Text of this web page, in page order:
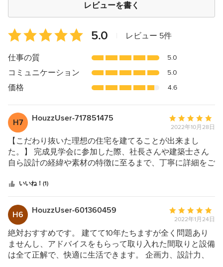
レビューを書く
平
均
評
5
つ
星
5
5.0 レビュー 5件
仕事の質 5.0
コミュニケーション 5.0
価格 4.6
H7 HouzzUser-717851475
平
均
評
価：
5
中
星
5
2022年10月28日
【こだわり抜いた理想の住宅を建てることが出来まし
た。】 完成見学会に参加した際、社長さんや建築士さん
自ら設計の経緯や素材の特徴に至るまで、丁寧に詳細をご
と感じ、依頼させて頂くこととしました。 大人の癒し空
間を体感できるバルコニーを間取りに取り入れつつ、実際
に生活した際の動線を考慮した間取りを提案くださり、快
適な住空間になっています。 また憧れだった中野工務店
の特徴であるシンプルかつ上品なデザインも実現して頂き
ました。 打合せでは、経験豊富な建築士さんが細部の素
材まで実物を取り寄せて、何度も納得いくまで時間をかけ
て一緒に確認してくださりイメージを膨らませることが出
いいね！(1)
H6 HouzzUser-601360459
平
均
評
価：
2022年1月24日
絶対おすすめです。 建てて10年たちますが全く問題あり
ませんし、アドバイスをもらって取り入れた間取りと設備
は全て正解で、快適に生活できます。 企画力、設計力、